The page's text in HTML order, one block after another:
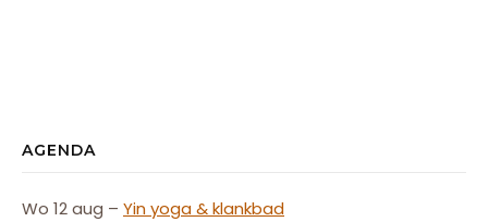
AGENDA
Wo 12 aug – Yin yoga & klankbad